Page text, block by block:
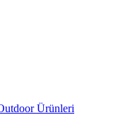
Ürünleri